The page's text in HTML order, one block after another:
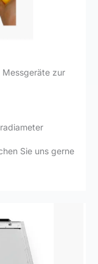
zur
Sie uns gerne